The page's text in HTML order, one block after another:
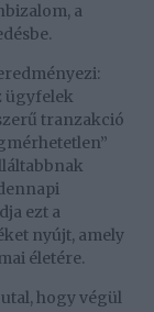
a
ügyfelek
tranzakció
ezt a
nyújt, amely
életére.
hogy végül